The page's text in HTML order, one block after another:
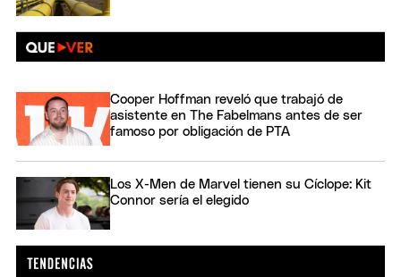
Cooper Hoffman reveló que trabajó de
asistente en The Fabelmans antes de ser
famoso por obligación de PTA
Los X-Men de Marvel tienen su Cíclope: Kit
Connor sería el elegido